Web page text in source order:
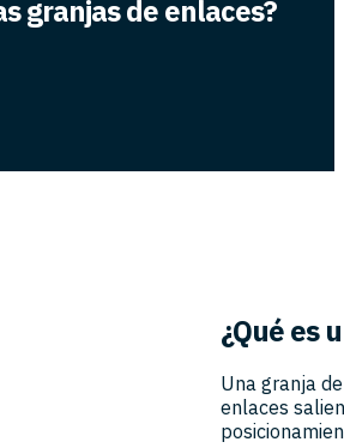
granjas de enlaces?
¿Qué es
Una granja
enlaces